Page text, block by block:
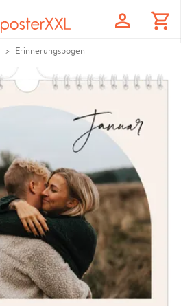
profile shopping_cart
Erinnerungsbogen